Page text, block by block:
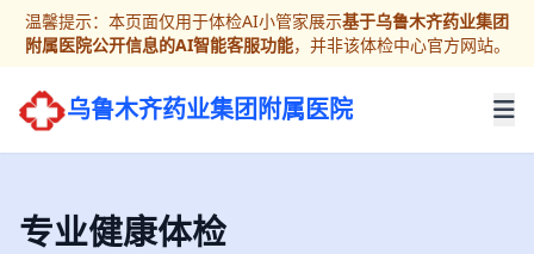
温馨提示：本页面仅用于体检AI小管家展示基于乌鲁木齐药业集团
附属医院公开信息的AI智能客服功能，并非该体检中心官方网站。
乌鲁木齐药业集团附属医院
专业健康体检